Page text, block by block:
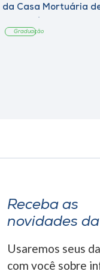
da Casa Mortuária
Graduação
Receba as
novidades
Usaremos seus
com você sobre